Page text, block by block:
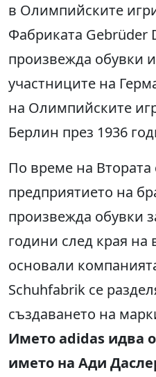
в Олимпийските
Фабриката Gebrüder
произвежда обувки
участниците на
на Олимпийските
Берлин през 1936
По време на
предприятието на
произвежда обувки
години след края на
основали
Schuhfabrik се
създаването на
Името adidas идва
името на Ади